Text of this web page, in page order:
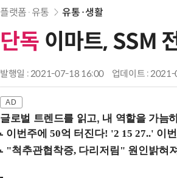
플랫폼·유통 유통·생활
단독 이마트, SSM
발행일 : 2021-07-18 16:00 업데이트 :
글로벌 트렌드를 읽고, 내 역할을 가늠